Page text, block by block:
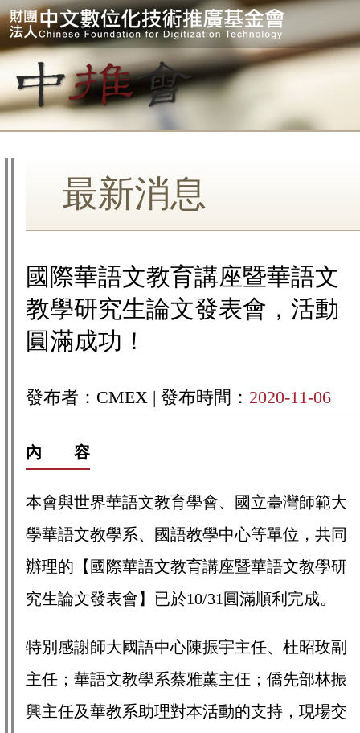
最新消息
國際華語文教育講座暨華語文
教學研究生論文發表會，活動
圓滿成功！
發布者：CMEX | 發布時間： 2020-11-06
內 容
本會與世界華語文教育學會、國立臺灣師範大
學華語文教學系、國語教學中心等單位，共同
辦理的【國際華語文教育講座暨華語文教學研
究生論文發表會】已於10/31圓滿順利完成。
特別感謝師大國語中心陳振宇主任、杜昭玫副
主任；華語文教學系蔡雅薰主仼；僑先部林振
興主任及華教系助理對本活動的支持，現場交